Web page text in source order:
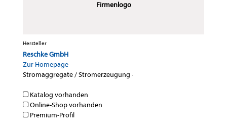
Firmenlogo
Hersteller
Reschke GmbH
Zur Homepage
Stromaggregate / Stromerzeugung ·
Katalog vorhanden
Online-Shop vorhanden
Premium-Profil